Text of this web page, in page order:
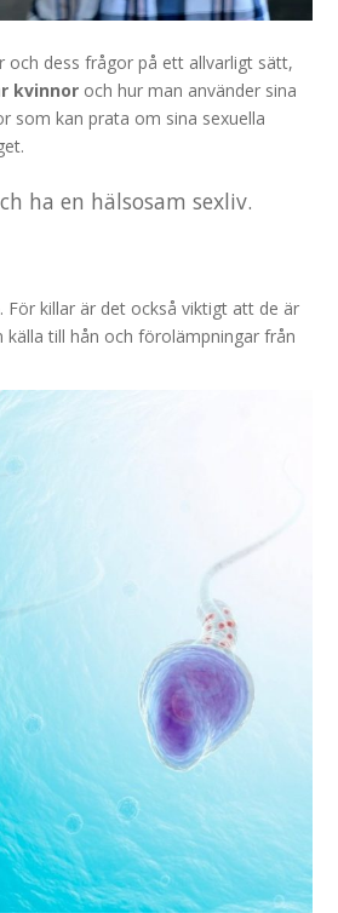
dess frågor på ett allvarligt sätt,
kvinnor och hur man använder sina
som kan prata om sina sexuella
ha en hälsosam sexliv.
. För killar är det också viktigt att de är
till hån och förolämpningar från